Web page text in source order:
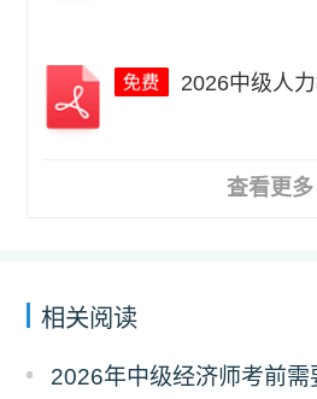
2026中级人
查看更多
相关阅读